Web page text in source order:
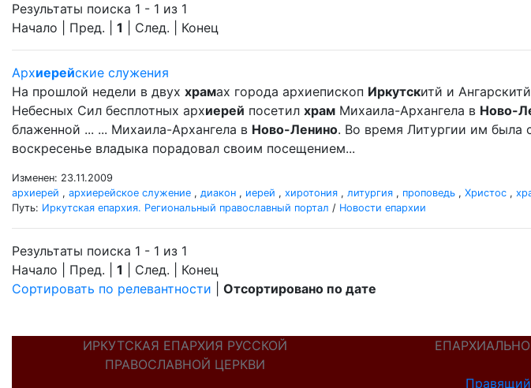
Результаты поиска 1 - 1 из 1
Начало | Пред. | 1 | След. | Конец
Архиерейские служения
На прошлой недели в двух храмах города архиепископ Иркутскитй и
Небесных Сил бесплотных архиерей посетил храм Михаила-Архангела в Ново-
блаженной ... ... Михаила-Архангела в Ново-Ленино. Во время Литургии им была
воскресенье владыка порадовал своим посещением...
Изменен: 23.11.2009
архиерей , архиерейское служение , диакон , иерей , хиротония , литургия , проповедь , Христос ,
Путь: Иркутская епархия. Региональный православный портал / Новости епархии
Результаты поиска 1 - 1 из 1
Начало | Пред. | 1 | След. | Конец
Сортировать по релевантности
Отсортировано по дате
ИРКУТСКАЯ ЕПАРХИЯ РУССКОЙ
ПРАВОСЛАВНОЙ ЦЕРКВИ